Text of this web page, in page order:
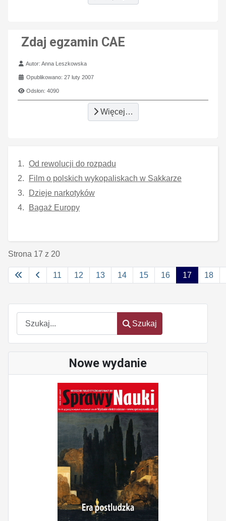
Szukaj
Szukaj
Nowe wydanie
Zdaj egzamin CAE
Szczegóły
Autor:Anna Leszkowska
Opublikowano: 27 luty 2007
Odsłon: 4090
Więcej…
Od rewolucji do rozpadu
Film o polskich wykopaliskach w Sakkarze
Dzieje narkotyków
Bagaż Europy
Strona 17 z 20
11 12 13 14 15 16 17 18